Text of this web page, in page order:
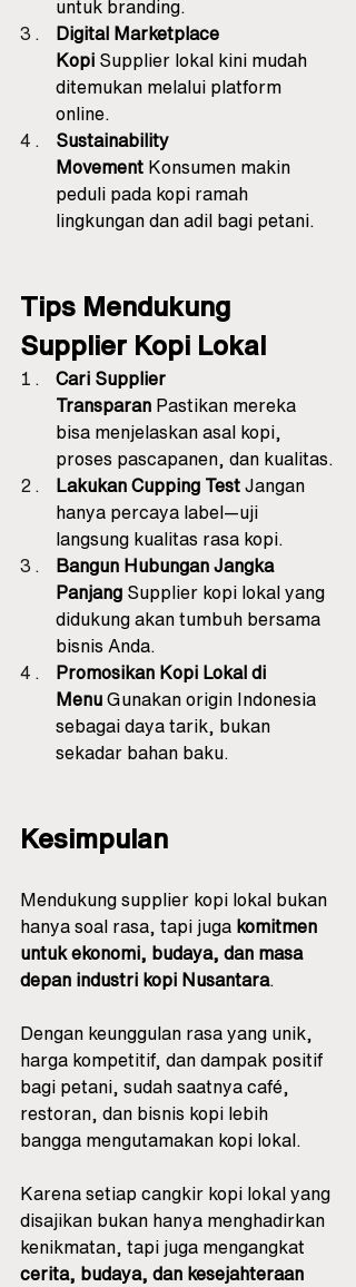
untuk branding.
Digital Marketplace
Kopi Supplier lokal kini mudah
ditemukan melalui platform
online.
Sustainability
Movement Konsumen makin
peduli pada kopi ramah
lingkungan dan adil bagi petani.
Tips Mendukung
Supplier Kopi Lokal
Cari Supplier
Transparan Pastikan mereka
bisa menjelaskan asal kopi,
proses pascapanen, dan kualitas.
Lakukan Cupping Test Jangan
hanya percaya label—uji
langsung kualitas rasa kopi.
Bangun Hubungan Jangka
Panjang Supplier kopi lokal yang
didukung akan tumbuh bersama
bisnis Anda.
Promosikan Kopi Lokal di
Menu Gunakan origin Indonesia
sebagai daya tarik, bukan
sekadar bahan baku.
Kesimpulan
Mendukung supplier kopi lokal bukan
hanya soal rasa, tapi juga komitmen
untuk ekonomi, budaya, dan masa
depan industri kopi Nusantara.
Dengan keunggulan rasa yang unik,
harga kompetitif, dan dampak positif
bagi petani, sudah saatnya café,
restoran, dan bisnis kopi lebih
bangga mengutamakan kopi lokal.
Karena setiap cangkir kopi lokal yang
disajikan bukan hanya menghadirkan
kenikmatan, tapi juga mengangkat
cerita, budaya, dan kesejahteraan